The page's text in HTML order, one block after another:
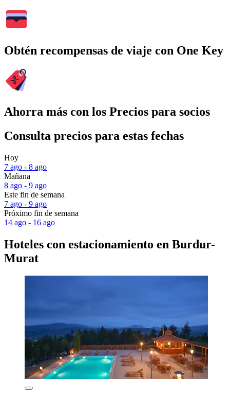
Obtén recompensas de viaje con One Key
Ahorra más con los Precios para socios
Consulta precios para estas fechas
Hoy
7 ago - 8 ago
Mañana
8 ago - 9 ago
Este fin de semana
7 ago - 9 ago
Próximo fin de semana
14 ago - 16 ago
Hoteles con estacionamiento en Burdur-
Murat